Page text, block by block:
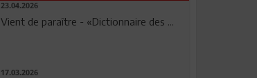
23.04.2026
Vient de paraître - «Dictionnaire des ...
17.03.2026